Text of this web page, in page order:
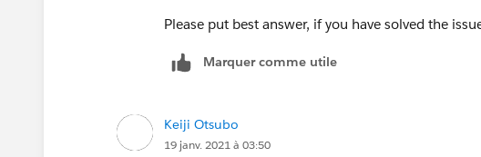
Please put best answer, if you have solved the
Marquer comme utile
Keiji Otsubo
19 janv. 2021 à 03:50